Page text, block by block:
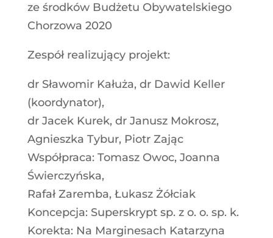
ze środków Budżetu Obywatelskiego
Chorzowa 2020
Zespół realizujący projekt:
dr Sławomir Kałuża, dr Dawid Keller
(koordynator),
dr Jacek Kurek, dr Janusz Mokrosz,
Agnieszka Tybur, Piotr Zając
Współpraca: Tomasz Owoc, Joanna
Świerczyńska,
Rafał Zaremba, Łukasz Żółciak
Koncepcja: Superskrypt sp. z o. o. sp. k.
Korekta: Na Marginesach Katarzyna